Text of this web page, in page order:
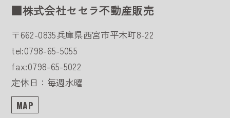
■株式会社セセラ不動産販売
〒662-0835兵庫県西宮市平木町8-22
tel:0798-65-5055
fax:0798-65-5022
定休日：毎週水曜
MAP